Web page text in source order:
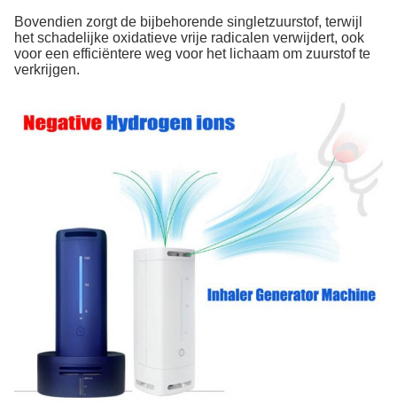
Bovendien zorgt de bijbehorende singletzuurstof, terwijl
het schadelijke oxidatieve vrije radicalen verwijdert, ook
voor een efficiëntere weg voor het lichaam om zuurstof te
verkrijgen.